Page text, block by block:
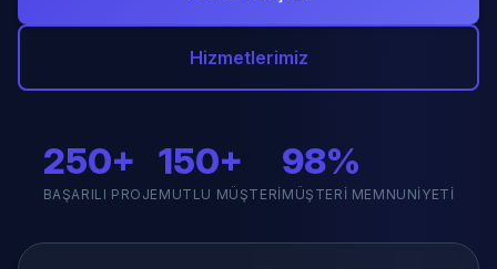
Hizmetlerimiz
250+
BAŞARILI PROJE
150+
MUTLU MÜŞTERI
98%
MÜŞTERI MEMNUNIYETI